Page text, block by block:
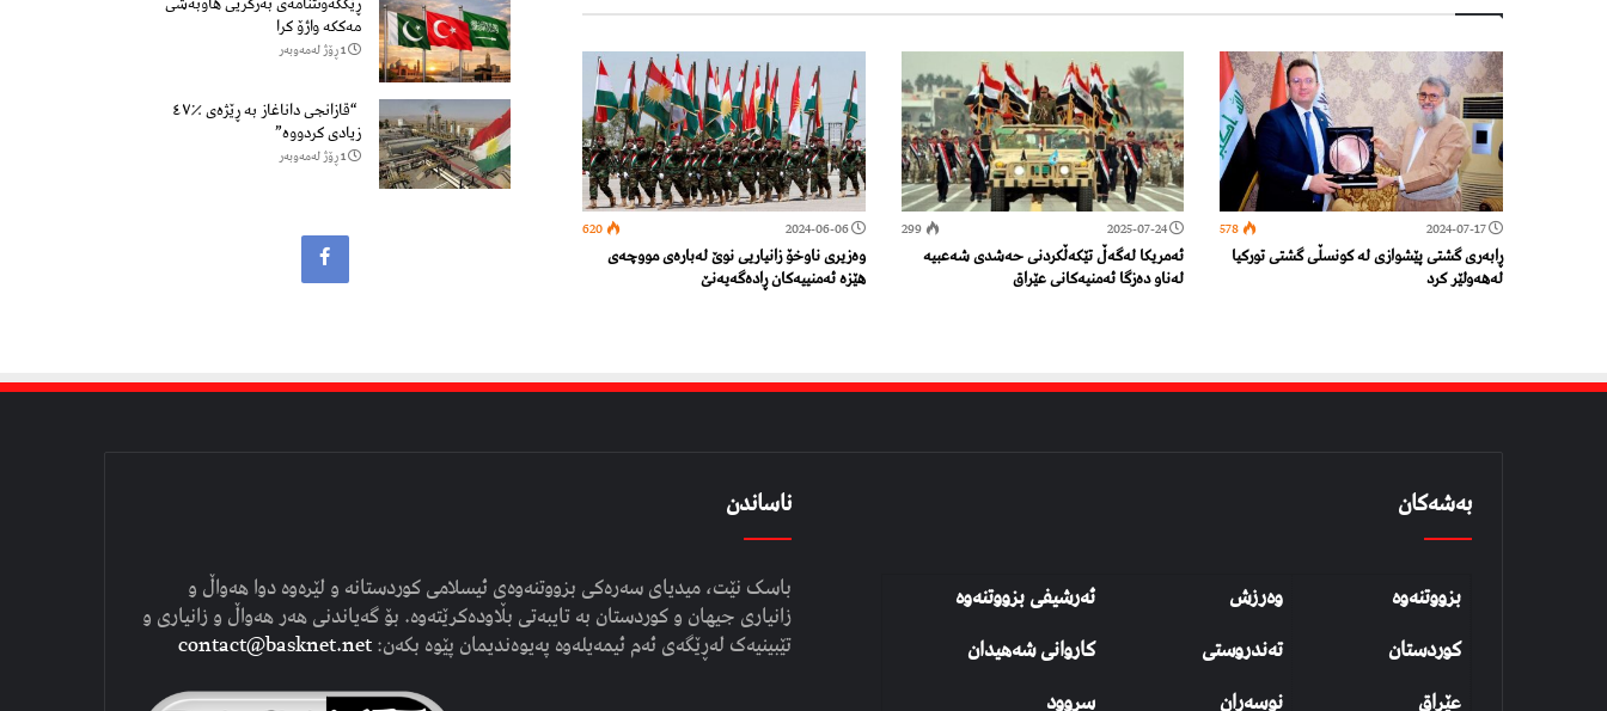
2024-07-17
578
ڕابەری گشتی پێشوازی لە کونسڵی گشتی تورکیا
لەهەولێر کرد
2025-07-24
299
ئەمریکا لەگەڵ تێكەڵكردنی حەشدی شەعبیە
لەناو دەزگا ئەمنیەكانی عێراق
2024-06-06
620
وەزیری ناوخۆ زانیاریی نوێ لەبارەی مووچەی
هێزە ئەمنییەكان ڕادەگەیەنێ
مەککە واژۆ کرا
1 ڕۆژ لەمەوبەر
“قازانجی داناغاز بە ڕێژەی ٪٤٧
زیادی کردووە”
1 ڕۆژ لەمەوبەر
بەشەکان
بزووتنەوە
کوردستان
عێڕاق
وەرزش
تەندروستی
نوسەران
ئەرشیفی بزووتنەوە
کاروانی شەهیدان
سروود
ناساندن
باسک نێت، میدیای سەرەکی بزووتنەوەی ئیسلامی کوردستانە و لێرەوە دوا هەواڵ و
زانیاری جیهان و کوردستان بە تایبەتی بڵاودەکرێتەوە. بۆ گەیاندنی هەر هەواڵ و زانیاری و
تێبینیەک لەڕێگەی ئەم ئیمەیلەوە پەیوەندیمان پێوە بکەن:contact@basknet.net